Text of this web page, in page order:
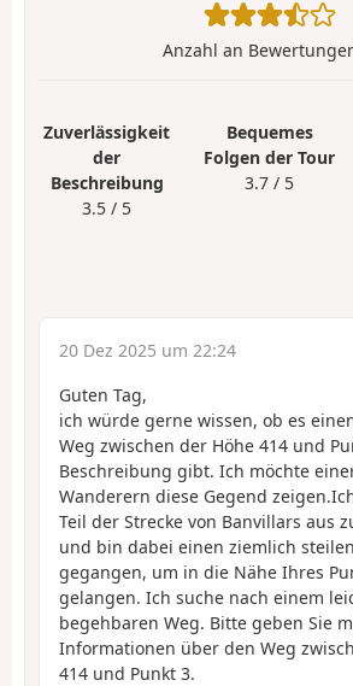
Anzahl an
Zuverlässigkeit
der
Beschreibung
3.5 / 5
Bequemes
Folgen der Tour
3.7 / 5
20 Dez 2025 um 22:24
Guten Tag,
ich würde gerne wissen, ob es
Weg zwischen der Höhe 414 und
Beschreibung gibt. Ich möchte
Wanderern diese Gegend
Teil der Strecke von Banvillars aus
und bin dabei einen ziemlich
gegangen, um in die Nähe Ihres
gelangen. Ich suche nach einem
begehbaren Weg. Bitte geben Sie
Informationen über den Weg
414 und Punkt 3.